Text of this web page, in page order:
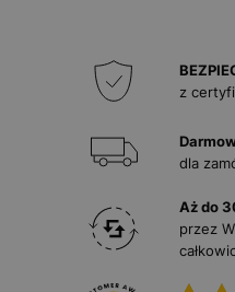
z
dla
Aż do
przez